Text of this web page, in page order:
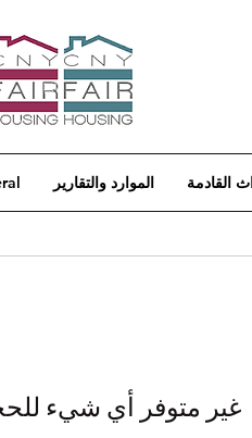
الموارد والتقارير القادمة
غير متوفر أي شيء